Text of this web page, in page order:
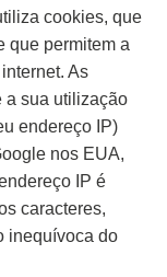
cookies, que
que permitem a
As
a sua utilização
endereço IP)
nos EUA,
IP é
caracteres,
inequívoca do